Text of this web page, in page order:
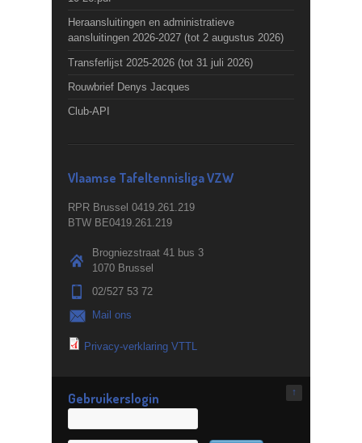
Heraansluitingen en administratieve
aansluitingen 2026-2027 (tot 2 augustus 2026)
Transferlijst 2025-2026 (tot 31 juli 2026)
Rouwbrief Denys Jacques
Club-API
Vlaamse Tafeltennisliga VZW
RPR Brussel 0419.261.219
BTW BE0419.261.219
Brogniezstraat 41 bus 3
1070 Brussel
02/527 53 72
Mail ons
Privacy-verklaring VTTL
↑
Gebruikerslogin